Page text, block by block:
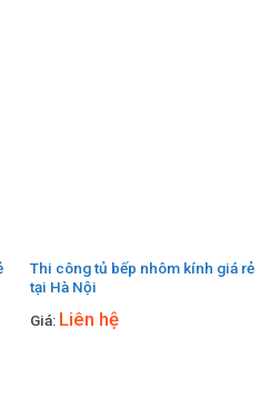
Thi công tủ bếp nhôm kính giá rẻ
tại Hà Nội
Giá: Liên hệ